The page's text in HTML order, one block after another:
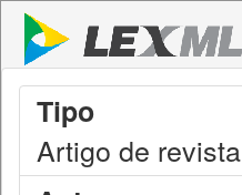
Tipo
Artigo de revista